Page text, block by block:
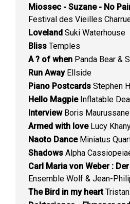
Miossec - Suzane - No
Festival des Vieilles
Loveland Suki Waterhouse
Bliss Temples
A ? of when Panda Bear &
Run AwayEllside
Piano Postcards Stephen
Hello MagpieInflatable
InterviewBoris Maurussane
Armed with loveLucy
Naoto DanceMiniatus
Shadows Alpha
Carl Maria von Weber :
Ensemble Wolf & Jean-
The Bird in my heart